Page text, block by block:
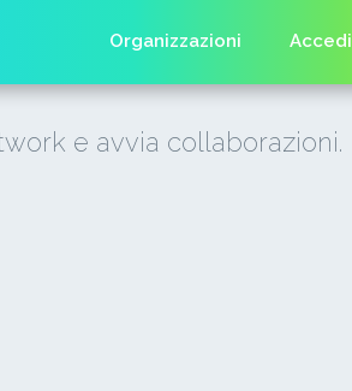
Organizzazioni Accedi
e avvia collaborazioni.